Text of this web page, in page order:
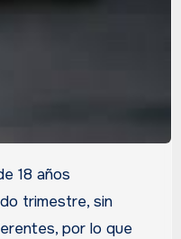
trimestre, sin
por lo que